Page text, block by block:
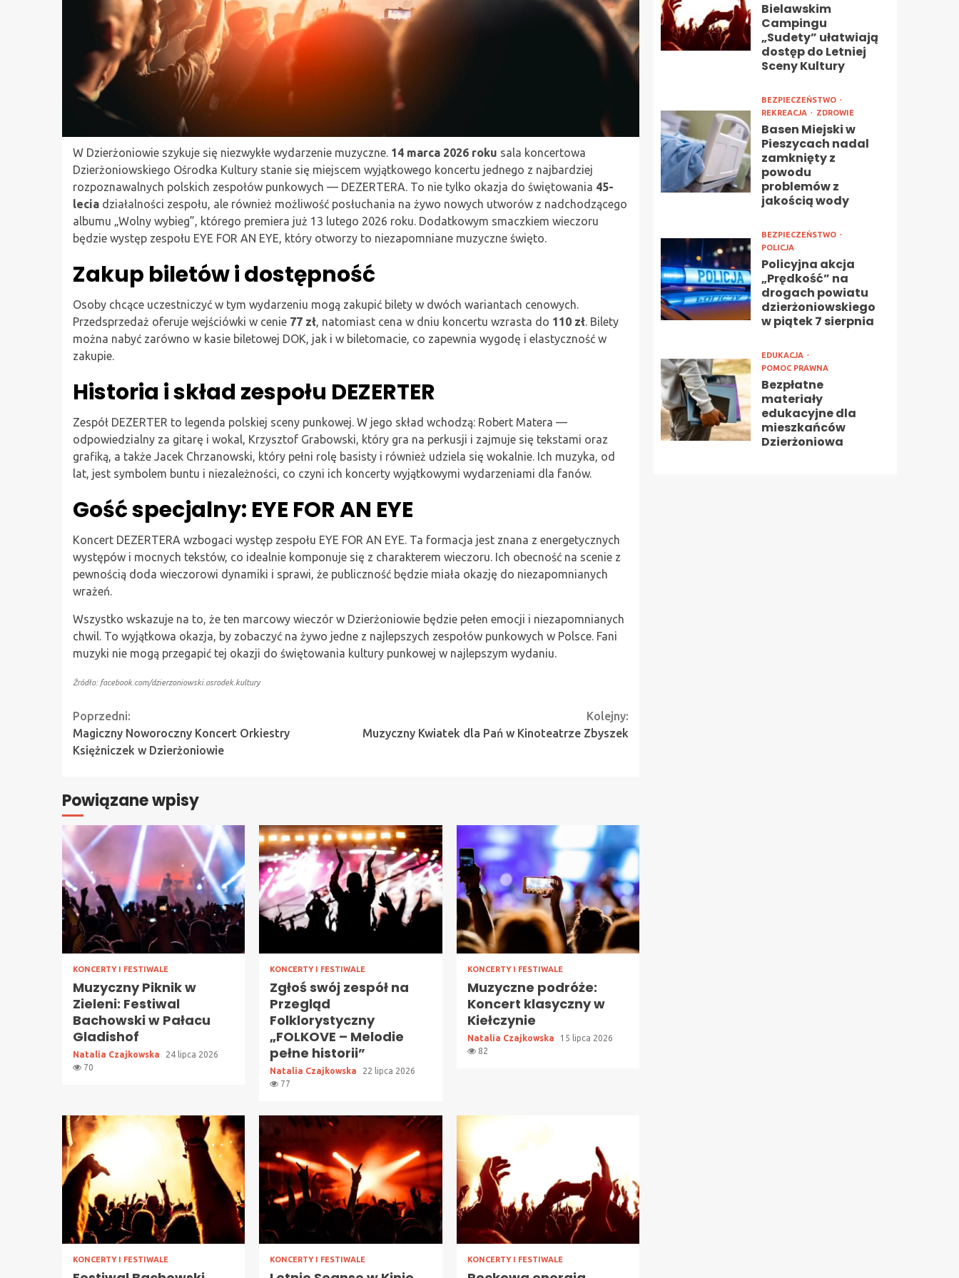
W Dzierżoniowie szykuje się niezwykłe wydarzenie muzyczne. 14 marca 2026 roku sala koncertowa
Dzierżoniowskiego Ośrodka Kultury stanie się miejscem wyjątkowego koncertu jednego z najbardziej
rozpoznawalnych polskich zespołów punkowych — DEZERTERA. To nie tylko okazja do świętowania 45-
lecia działalności zespołu, ale również możliwość posłuchania na żywo nowych utworów z nadchodzącego
albumu „Wolny wybieg”, którego premiera już 13 lutego 2026 roku. Dodatkowym smaczkiem wieczoru
będzie występ zespołu EYE FOR AN EYE, który otworzy to niezapomniane muzyczne święto.
Zakup biletów i dostępność
Osoby chcące uczestniczyć w tym wydarzeniu mogą zakupić bilety w dwóch wariantach cenowych.
Przedsprzedaż oferuje wejściówki w cenie 77 zł, natomiast cena w dniu koncertu wzrasta do 110 zł. Bilety
można nabyć zarówno w kasie biletowej DOK, jak i w biletomacie, co zapewnia wygodę i elastyczność w
zakupie.
Historia i skład zespołu DEZERTER
Zespół DEZERTER to legenda polskiej sceny punkowej. W jego skład wchodzą: Robert Matera —
odpowiedzialny za gitarę i wokal, Krzysztof Grabowski, który gra na perkusji i zajmuje się tekstami oraz
grafiką, a także Jacek Chrzanowski, który pełni rolę basisty i również udziela się wokalnie. Ich muzyka, od
lat, jest symbolem buntu i niezależności, co czyni ich koncerty wyjątkowymi wydarzeniami dla fanów.
Gość specjalny: EYE FOR AN EYE
Koncert DEZERTERA wzbogaci występ zespołu EYE FOR AN EYE. Ta formacja jest znana z energetycznych
występów i mocnych tekstów, co idealnie komponuje się z charakterem wieczoru. Ich obecność na scenie z
pewnością doda wieczorowi dynamiki i sprawi, że publiczność będzie miała okazję do niezapomnianych
wrażeń.
Wszystko wskazuje na to, że ten marcowy wieczór w Dzierżoniowie będzie pełen emocji i niezapomnianych
chwil. To wyjątkowa okazja, by zobaczyć na żywo jedne z najlepszych zespołów punkowych w Polsce. Fani
muzyki nie mogą przegapić tej okazji do świętowania kultury punkowej w najlepszym wydaniu.
Źródło: facebook.com/dzierzoniowski.osrodek.kultury
Continue
Reading
Poprzedni:
Magiczny Noworoczny Koncert Orkiestry
Księżniczek w Dzierżoniowie
Kolejny:
Muzyczny Kwiatek dla Pań w Kinoteatrze Zbyszek
Powiązane wpisy
KONCERTY I FESTIWALE
Muzyczny Piknik w
Zieleni: Festiwal
Bachowski w Pałacu
Gladishof
Natalia Czajkowska
24 lipca 2026
70
KONCERTY I FESTIWALE
Zgłoś swój zespół na
Przegląd
Folklorystyczny
„FOLKOVE – Melodie
pełne historii”
Natalia Czajkowska
22 lipca 2026
77
KONCERTY I FESTIWALE
Muzyczne podróże:
Koncert klasyczny w
Kiełczynie
Natalia Czajkowska
15 lipca 2026
82
KONCERTY I FESTIWALE KONCERTY I FESTIWALE KONCERTY I FESTIWALE
Bielawskim
Campingu
„Sudety” ułatwiają
dostęp do Letniej
Sceny Kultury
BEZPIECZEŃSTWO
REKREACJA
ZDROWIE
Basen Miejski w
Pieszycach nadal
zamknięty z
powodu
problemów z
jakością wody
BEZPIECZEŃSTWO
POLICJA
Policyjna akcja
„Prędkość” na
drogach powiatu
dzierżoniowskiego
w piątek 7 sierpnia
EDUKACJA
POMOC PRAWNA
Bezpłatne
materiały
edukacyjne dla
mieszkańców
Dzierżoniowa